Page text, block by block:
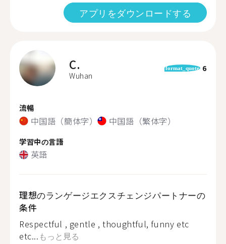
アプリをダウンロードする
C.
Wuhan
format_quote 6
流暢
中国語（簡体字） 中国語（繁体字）
学習中の言語
英語
理想のランゲージエクスチェンジパートナーの
条件
Respectful , gentle , thoughtful, funny etc
etc... もっと見る